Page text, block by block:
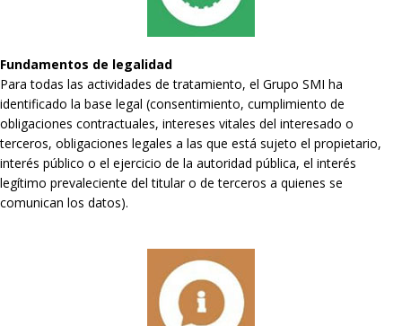
Fundamentos de legalidad
Para todas las actividades de tratamiento, el Grupo SMI ha
identificado la base legal (consentimiento, cumplimiento de
obligaciones contractuales, intereses vitales del interesado o
terceros, obligaciones legales a las que está sujeto el propietario,
interés público o el ejercicio de la autoridad pública, el interés
legítimo prevaleciente del titular o de terceros a quienes se
comunican los datos).